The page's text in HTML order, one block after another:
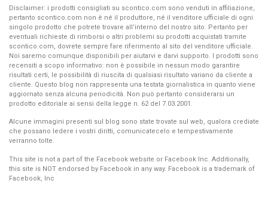
Disclaimer: i prodotti consigliati su scontico.com sono venduti in affiliazione,
pertanto scontico.com non è né il produttore, né il venditore ufficiale di ogni
singolo prodotto che potrete trovare all’interno del nostro sito. Pertanto per
eventuali richieste di rimborsi o altri problemi su prodotti acquistati tramite
scontico.com, dovrete sempre fare riferimento al sito del venditore ufficiale.
Noi saremo comunque disponibili per aiutarvi e darvi supporto. I prodotti sono
recensiti a scopo informativo: non è possibile in nessun modo garantire
risultati certi, le possibilità di riuscita di qualsiasi risultato variano da cliente a
cliente. Questo blog non rappresenta una testata giornalistica in quanto viene
aggiornato senza alcuna periodicità. Non può pertanto considerarsi un
prodotto editoriale ai sensi della legge n. 62 del 7.03.2001.
Alcune immagini presenti sul blog sono state trovate sul web, qualora crediate
che possano ledere i vostri diritti, comunicatecelo e tempestivamente
verranno tolte.
This site is not a part of the Facebook website or Facebook Inc. Additionally,
this site is NOT endorsed by Facebook in any way. Facebook is a trademark of
Facebook, Inc